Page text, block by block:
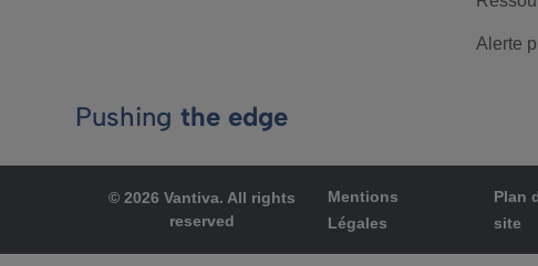
Alerte
Pushing the edge
© 2026 Vantiva. All rights
reserved
Mentions
Légales
Plan
site